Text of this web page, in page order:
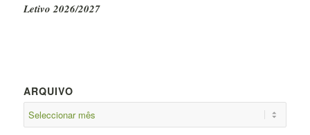
Letivo 2026/2027
ARQUIVO